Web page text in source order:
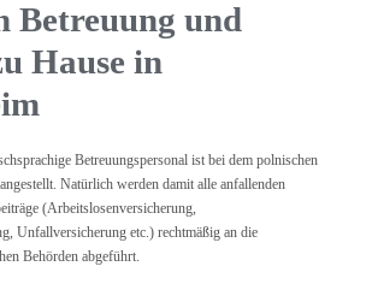
Betreuung und
Hause in
Betreuungspersonal ist bei dem polnischen
Natürlich werden damit alle anfallenden
(Arbeitslosenversicherung,
Unfallversicherung etc.) rechtmäßig an die
Behörden abgeführt.